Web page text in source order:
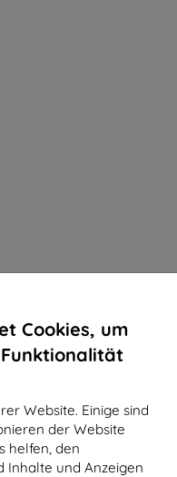
Cookies, um
Website. Einige sind
der Website
helfen, den
Inhalte und Anzeigen